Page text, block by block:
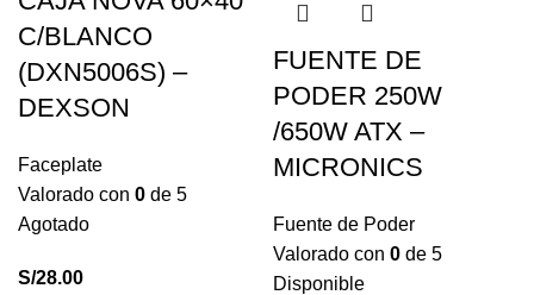
C/BLANCO
(DXN5006S) –
DEXSON
Faceplate
Valorado con 0 de 5
Agotado
S/28.00
FUENTE DE
PODER 250W
/650W ATX –
MICRONICS
Fuente de Poder
Valorado con 0 de 5
Disponible